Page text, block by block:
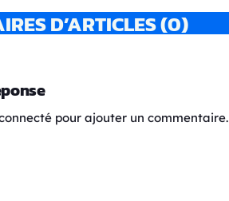
D’ARTICLES (0)
pour ajouter un commentaire.